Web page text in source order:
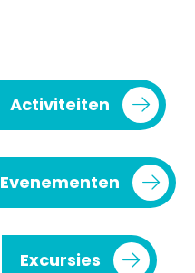
Activiteiten
Evenementen
Excursies